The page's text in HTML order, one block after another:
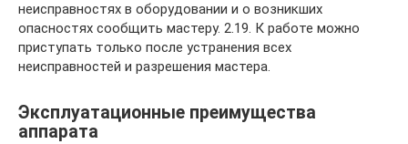
неисправностях в оборудовании и о возникших
опасностях сообщить мастеру. 2.19. К работе можно
приступать только после устранения всех
неисправностей и разрешения мастера.
Эксплуатационные преимущества
аппарата